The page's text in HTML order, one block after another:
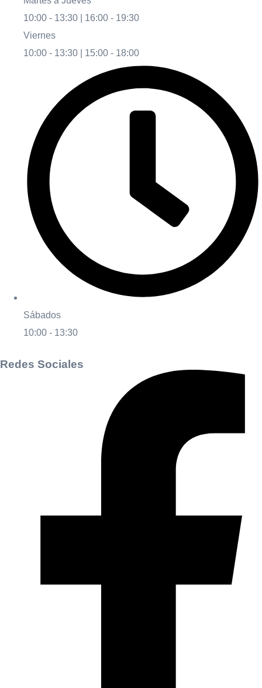
10:00 - 13:30 | 16:00 - 19:30
Viernes
10:00 - 13:30 | 15:00 - 18:00
Sábados
10:00 - 13:30
Redes Sociales